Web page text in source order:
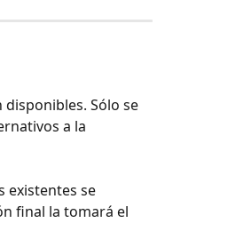
Sólo se
a la
existentes se
final la tomará el